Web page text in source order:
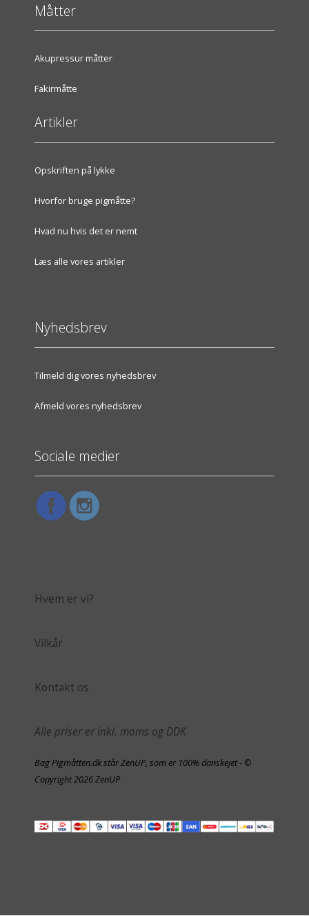
Måtter
Akupressur måtter
Fakirmåtte
Artikler
Opskriften på lykke
Hvorfor bruge pigmåtte?
Hvad nu hvis det er nemt
Læs alle vores artikler
Nyhedsbrev
Tilmeld dig vores nyhedsbrev
Afmeld vores nyhedsbrev
Sociale medier
Hvem er vi?
Vilkår
Kontakt os
Alle priser er inkl. moms og DDK
Bag Pigmåtten.dk står ZenUP, som er 100% danskejet - ©
Copyright 2026 ZenUP